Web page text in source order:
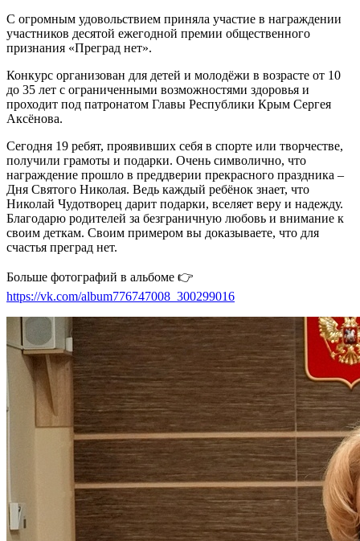
С огромным удовольствием приняла участие в награждении
участников десятой ежегодной премии общественного
признания «Преград нет».
Конкурс организован для детей и молодёжи в возрасте от 10
до 35 лет с ограниченными возможностями здоровья и
проходит под патронатом Главы Республики Крым Сергея
Аксёнова.
Сегодня 19 ребят, проявивших себя в спорте или творчестве,
получили грамоты и подарки. Очень символично, что
награждение прошло в преддверии прекрасного праздника –
Дня Святого Николая. Ведь каждый ребёнок знает, что
Николай Чудотворец дарит подарки, вселяет веру и надежду.
Благодарю родителей за безграничную любовь и внимание к
своим деткам. Своим примером вы доказываете, что для
счастья преград нет.
Больше фотографий в альбоме 👉
https://vk.com/album776747008_300299016